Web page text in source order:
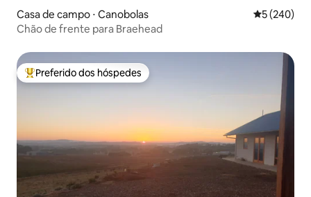
Casa de campo ⋅ Canobolas 5 de uma
5 (240)
Chão de frente para Braehead
Entre os melhores preferidos dos hóspedes
Preferido dos hóspedes